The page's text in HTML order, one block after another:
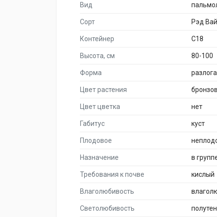
Вид
Сорт Рэд
Контейнер C18
Высота, см 80-100
Форма
Цвет растения
Цвет цветка нет
Габитус куст
Плодовое
Назначение в
Требования к почве кислый
Влаголюбивость
Светолюбивость